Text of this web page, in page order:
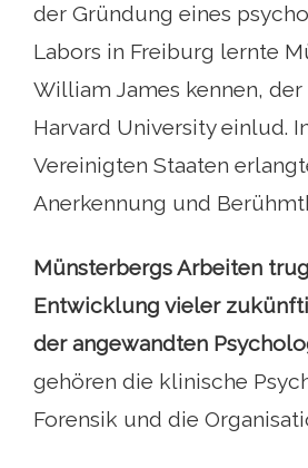
der Gründung eines
Labors in Freiburg lernte
William James kennen, der
Harvard University einlud.
Vereinigten Staaten
Anerkennung und
Münsterbergs Arbeiten
Entwicklung vieler
der angewandten
gehören die klinische
Forensik und die